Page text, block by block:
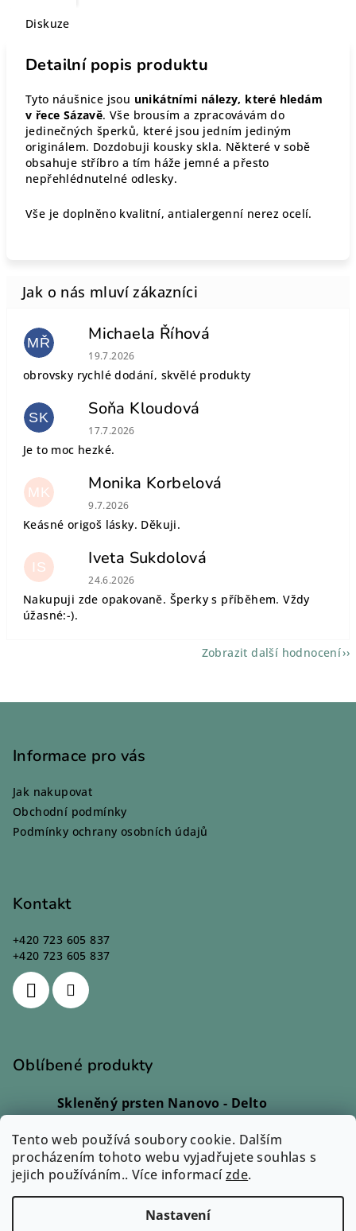
Tento web používá soubory cookie. Dalším
procházením tohoto webu vyjadřujete souhlas s
jejich používáním.. Více informacízde.
Nastavení
Diskuze
Detailní popis produktu
Tyto náušnice jsou unikátními nálezy, které hledám
v řece Sázavě. Vše brousím a zpracovávám do
jedinečných šperků, které jsou jedním jediným
originálem. Dozdobuji kousky skla. Některé v sobě
obsahuje stříbro a tím háže jemné a přesto
nepřehlédnutelné odlesky.
Vše je doplněno kvalitní, antialergenní nerez ocelí.
MŘ Michaela Říhová
Hodnocení obchodu je 5 z 5 hvězdiček.
19.7.2026
obrovsky rychlé dodání, skvělé produkty
SK Soňa Kloudová
Hodnocení obchodu je 5 z 5 hvězdiček.
17.7.2026
Je to moc hezké.
MK Monika Korbelová
Hodnocení obchodu je 5 z 5 hvězdiček.
9.7.2026
Keásné origoš lásky. Děkuji.
IS Iveta Sukdolová
Hodnocení obchodu je 5 z 5 hvězdiček.
24.6.2026
Nakupuji zde opakovaně. Šperky s příběhem. Vždy
úžasné:-).
Zobrazit další hodnocení
Informace pro vás
Jak nakupovat
Obchodní podmínky
Podmínky ochrany osobních údajů
Kontakt
+420 723 605 837
+420 723 605 837
Oblíbené produkty
Skleněný prsten Nanovo - Delto
Skleněný prsten - Lio
Hodnocení produktu je 5 z 5 hvězdiček.
| Monika Svobodová
Přívěsek Sázavín - Cara
Hodnocení produktu je 3 z 5 hvězdiček.
Eva Petrová